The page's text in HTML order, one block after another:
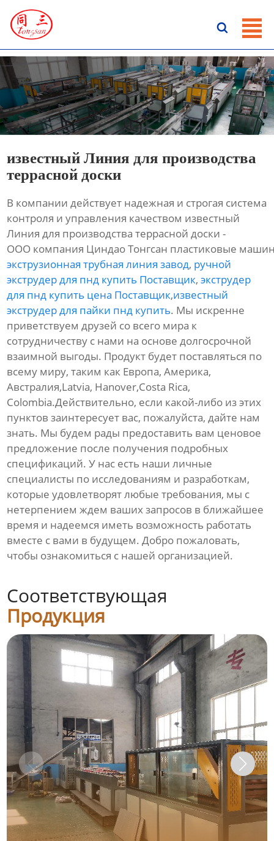

ГЛАВНАЯ
НОВОСТИ
О HАС
известный Линия для производства
террасной доски
В компании действует надежная и строгая система
контроля и управления качеством известный
Линия для производства террасной доски -
ООО компания Циндао Тонгсан пластиковые
экструзионная трубная линия завод, ручной
экструдер для пнд купить Поставщик,экструдер
для пнд купить цена Поставщик,известный
экструдер для пайки пнд купить. Мы искренне
приветствуем друзей со всего мира к
сотрудничеству с нами на основе долгосрочной
взаимной выгоды. Продукт будет поставляться по
всему миру, таким как Европа, Америка,
Австралия,Latvia, Hanover,Costa Rica,
Colombia.Действительно, если какой-либо из этих
пунктов заинтересует вас, пожалуйста, дайте нам
знать. Мы будем рады предоставить вам ценовое
предложение после получения подробных
спецификаций. У нас есть наши личные
специалисты по исследованиям и разработкам,
которые удовлетворят любые требования, мы с
нетерпением ждем ваших запросов в ближайшее
время и надеемся иметь возможность работать
вместе с вами в будущем. Добро пожаловать,
чтобы ознакомиться с нашей организацией.
Соответствующая
Продукция